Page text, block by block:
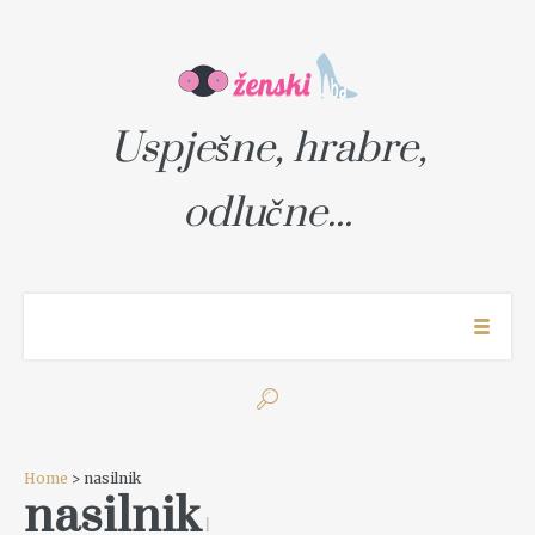
Uspješne, hrabre,
odlučne...
Home > nasilnik
nasilnik1